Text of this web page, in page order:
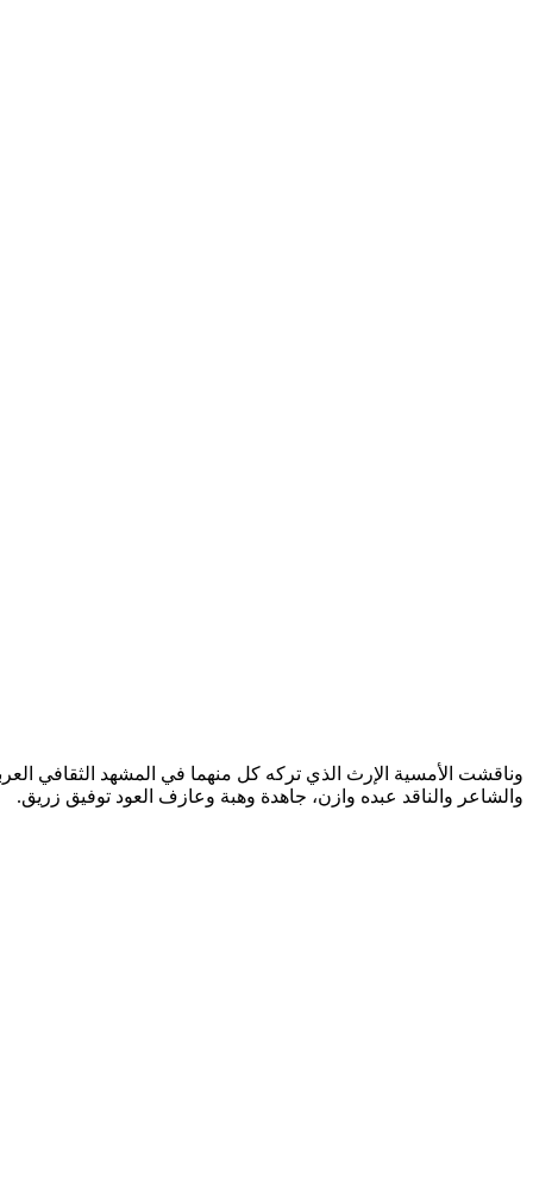
وناقشت الأمسية الإرث الذي تركه كل منهما في المشهد الثقافي
والشاعر والناقد عبده وازن، جاهدة وهبة وعازف العود توفيق زريق.